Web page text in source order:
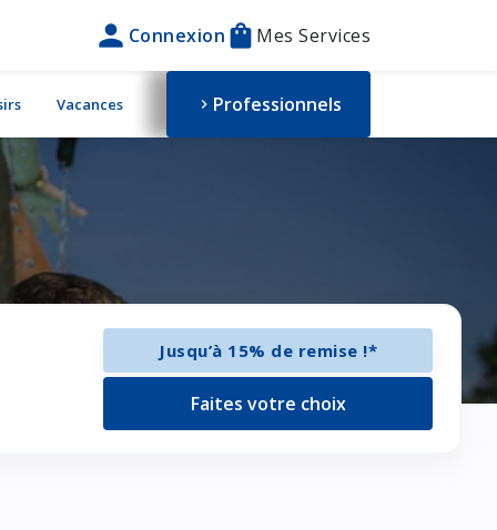
person Connexion shopping_bag Mes Services
Vacances chevron_right Professionnels
Jusqu’à 15% de remise !*
Faites votre choix